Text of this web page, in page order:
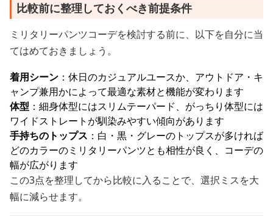
比較前に整理しておくべき前提条件
ミリタリーパンツコーデを検討する前に、以下を自分に当
てはめておきましょう。
着用シーン ：休日のカジュアルユースか、アウトドア・キ
ャンプ兼用かによって最適な素材と機能が変わります
体型 ：細身体型にはスリムテーパード、がっちり体型には
ワイドストレートが馴染みやすい傾向があります
手持ちのトップス ：白・黒・グレーのトップスが多ければ
どのカラーのミリタリーパンツとも相性が良く、コーデの
幅が広がります
この3点を整理してから比較に入ることで、選択ミスを大
幅に減らせます。